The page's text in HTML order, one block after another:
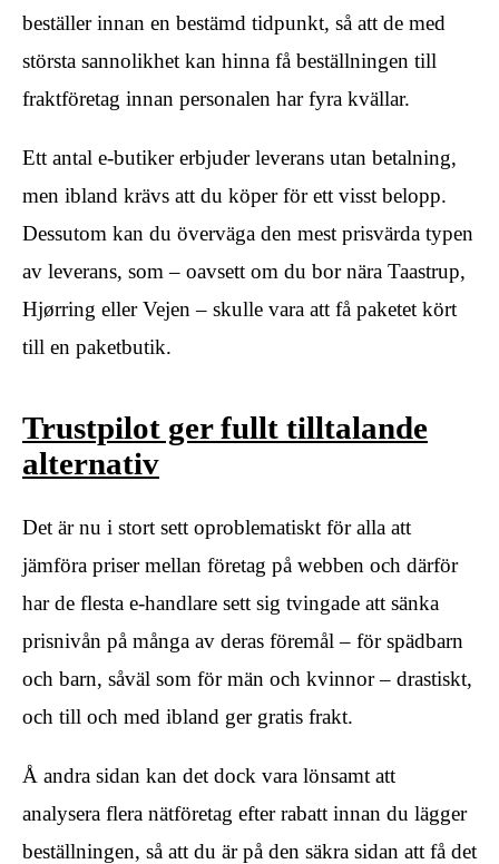
beställer innan en bestämd tidpunkt, så att de med
största sannolikhet kan hinna få beställningen till
fraktföretag innan personalen har fyra kvällar.
Ett antal e-butiker erbjuder leverans utan betalning,
men ibland krävs att du köper för ett visst belopp.
Dessutom kan du överväga den mest prisvärda typen
av leverans, som – oavsett om du bor nära Taastrup,
Hjørring eller Vejen – skulle vara att få paketet kört
till en paketbutik.
Trustpilot ger fullt tilltalande
alternativ
Det är nu i stort sett oproblematiskt för alla att
jämföra priser mellan företag på webben och därför
har de flesta e-handlare sett sig tvingade att sänka
prisnivån på många av deras föremål – för spädbarn
och barn, såväl som för män och kvinnor – drastiskt,
och till och med ibland ger gratis frakt.
Å andra sidan kan det dock vara lönsamt att
analysera flera nätföretag efter rabatt innan du lägger
beställningen, så att du är på den säkra sidan att få det